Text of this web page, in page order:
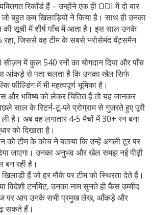
रिकॉर्ड हैं – उन्होंने एक ही ODI में दो बार
बहुत कम खिलाड़ियों ने किया है। साथ ही उनका
सूची में शीर्ष पाँच में आता है। इस साल उनके
जिससे वह टीम के सबसे भरोसेमंद बॅट्समैन
में कुल 540 रनों का योगदान दिया और पाँच
आंकड़े से पता चलता है कि उनका खेल सिर्फ
फील्डिंग में भी महत्वपूर्ण भूमिका है।
और भविष्य को लेकर चिंतित हैं तो यह जानकर
साल के रिटर्न-टू‑प्ले प्रोग्राम से गुजरते हुए पूरी
है। अब वह लगातार 4‑5 मैचों में 30+ रन बना
को दिखाता है।
को टीम के कोच ने बताया कि उन्हें अगली टूर पर
जाएगा। उनका अनुभव और खेल समझ नई पीढ़ी
बन रही है।
हैं जो हर मौके पर टीम को स्थिरता देते हैं।
विदेशी टर्नामेंट, उनका नाम सुनते ही फैंस उम्मीद
पर आप उनके सभी प्रमुख लेख, आँकड़े और
सकते हैं।